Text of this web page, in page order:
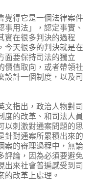
覺得它是一個法律案件
用法」，認定事實、
實在很多判決的過程
今天很多的判決就是在
面要保持司法的獨立
價值取向，或者帶領社
設計一個制度，以及司
文指出，政治人物對司
度的改革、和司法人員
以刺激對通案問題的思
針對通案所累積出來的
案的審理過程中，無論
評論，因為必須要避免
出來社會普遍感受到司
的改革上處理。